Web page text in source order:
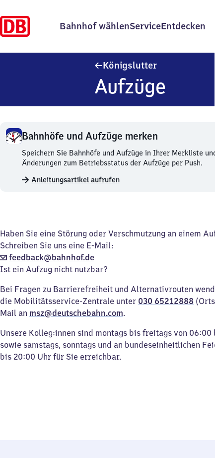
Bahnhof wählenServiceEntdecken
Königslutter
Aufzüge
Bahnhöfe und Aufzüge merken
Bahnhöfe
und
merken.
Speichern Sie Bahnhöfe und Aufzüge in Ihrer Merkliste
Änderungen zum Betriebsstatus der Aufzüge per Push.
Anleitungsartikel aufrufen
Haben Sie eine Störung oder Verschmutzung an einem
Schreiben Sie uns eine E-Mail:
feedback@bahnhof.de
Ist ein Aufzug nicht nutzbar?
Bei Fragen zu Barrierefreiheit und Alternativrouten
die Mobilitätsservice-Zentrale unter 030 65212888
Mail an msz@deutschebahn.com.
Unsere Kolleg:innen sind montags bis freitags von 06:00
sowie samstags, sonntags und an bundeseinheitlichen
bis 20:00 Uhr für Sie erreichbar.